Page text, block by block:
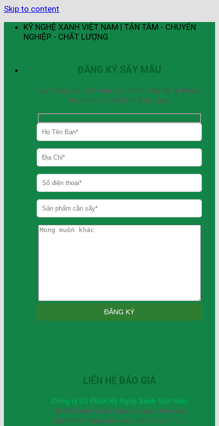
Skip to content
KỸ NGHỆ XANH VIỆT NAM | TẬN TÂM - CHUYÊN
NGHIỆP - CHẤT LƯỢNG
ĐĂNG KÝ SẤY MẪU
Bạn đang cần sấy mẫu sản phẩm. Hãy để lại thông
tin, chúng tôi sẽ liên hệ lại ngay.
LIÊN HỆ BÁO GIÁ
Công ty Cổ Phần Kỹ Nghệ Xanh Việt Nam
rất hân hạnh nhận được sự quan tâm của
Quý khách hàng đến sản phẩm của chúng